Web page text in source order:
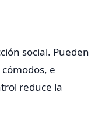
social. Pueden
e
reduce la